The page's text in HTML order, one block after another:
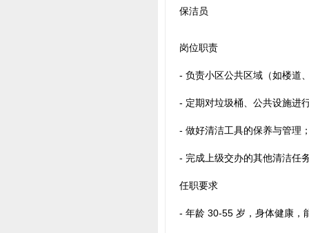
保洁员
岗位职责
- 负责小区公共区域（如楼道
- 定期对垃圾桶、公共设施进
- 做好清洁工具的保养与管理
- 完成上级交办的其他清洁任
任职要求
- 年龄 30-55 岁，身体健康，